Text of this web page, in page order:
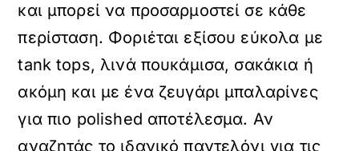
και μπορεί να προσαρμοστεί σε κάθε
περίσταση. Φοριέται εξίσου εύκολα με
tank tops, λινά πουκάμισα, σακάκια ή
ακόμη και με ένα ζευγάρι μπαλαρίνες
για πιο polished αποτέλεσμα. Αν
αναζητάς το ιδανικό παντελόνι για τις